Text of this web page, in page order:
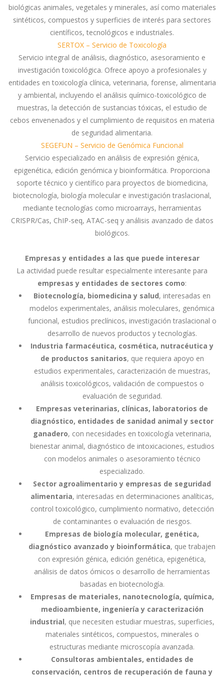
biológicas animales, vegetales y minerales, así como materiales
sintéticos, compuestos y superficies de interés para sectores
científicos, tecnológicos e industriales.
SERTOX – Servicio de Toxicología
Servicio integral de análisis, diagnóstico, asesoramiento e
investigación toxicológica. Ofrece apoyo a profesionales y
entidades en toxicología clínica, veterinaria, forense, alimentaria
y ambiental, incluyendo el análisis químico-toxicológico de
muestras, la detección de sustancias tóxicas, el estudio de
cebos envenenados y el cumplimiento de requisitos en materia
de seguridad alimentaria.
SEGEFUN – Servicio de Genómica Funcional
Servicio especializado en análisis de expresión génica,
epigenética, edición genómica y bioinformática. Proporciona
soporte técnico y científico para proyectos de biomedicina,
biotecnología, biología molecular e investigación traslacional,
mediante tecnologías como microarrays, herramientas
CRISPR/Cas, ChIP-seq, ATAC-seq y análisis avanzado de datos
biológicos.
Empresas y entidades a las que puede interesar
La actividad puede resultar especialmente interesante para
empresas y entidades de sectores como:
Biotecnología, biomedicina y salud, interesadas en
modelos experimentales, análisis moleculares, genómica
funcional, estudios preclínicos, investigación traslacional o
desarrollo de nuevos productos y tecnologías.
Industria farmacéutica, cosmética, nutracéutica y
de productos sanitarios, que requiera apoyo en
estudios experimentales, caracterización de muestras,
análisis toxicológicos, validación de compuestos o
evaluación de seguridad.
Empresas veterinarias, clínicas, laboratorios de
diagnóstico, entidades de sanidad animal y sector
ganadero, con necesidades en toxicología veterinaria,
bienestar animal, diagnóstico de intoxicaciones, estudios
con modelos animales o asesoramiento técnico
especializado.
Sector agroalimentario y empresas de seguridad
alimentaria, interesadas en determinaciones analíticas,
control toxicológico, cumplimiento normativo, detección
de contaminantes o evaluación de riesgos.
Empresas de biología molecular, genética,
diagnóstico avanzado y bioinformática, que trabajen
con expresión génica, edición genética, epigenética,
análisis de datos ómicos o desarrollo de herramientas
basadas en biotecnología.
Empresas de materiales, nanotecnología, química,
medioambiente, ingeniería y caracterización
industrial, que necesiten estudiar muestras, superficies,
materiales sintéticos, compuestos, minerales o
estructuras mediante microscopía avanzada.
Consultoras ambientales, entidades de
conservación, centros de recuperación de fauna y